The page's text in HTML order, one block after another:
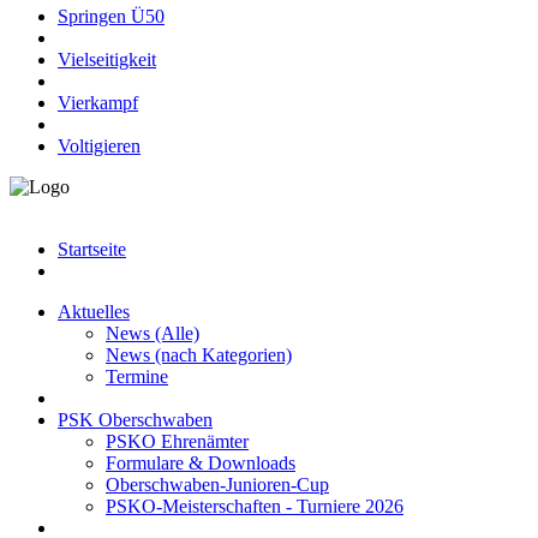
Springen Ü50
Vielseitigkeit
Vierkampf
Voltigieren
Startseite
Aktuelles
News (Alle)
News (nach Kategorien)
Termine
PSK Oberschwaben
PSKO Ehrenämter
Formulare & Downloads
Oberschwaben-Junioren-Cup
PSKO-Meisterschaften - Turniere 2026